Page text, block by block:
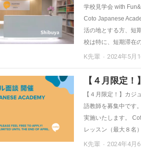
学校見学会 with
Coto Japanese
活の地とする方、短
校は特に、短期滞在
K先輩 2024年5月
【４月限定
【４月限定！】カ
語教師を募集中です
実施いたします。
レッスン（最大８名
K先輩 2024年4月6